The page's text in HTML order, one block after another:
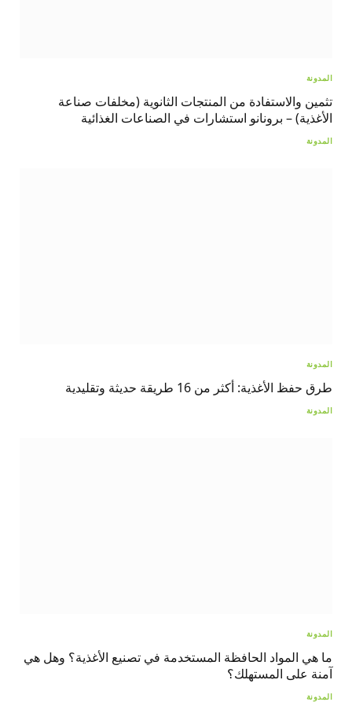
المدونة
تثمين والاستفادة من المنتجات الثانوية (مخلفات صناعة
الأغذية) – برونانو استشارات في الصناعات الغذائية
المدونة
المدونة
طرق حفظ الأغذية: أكثر من 16 طريقة حديثة وتقليدية
المدونة
المدونة
ما هي المواد الحافظة المستخدمة في تصنيع الأغذية؟ وهل هي
آمنة على المستهلك؟
المدونة